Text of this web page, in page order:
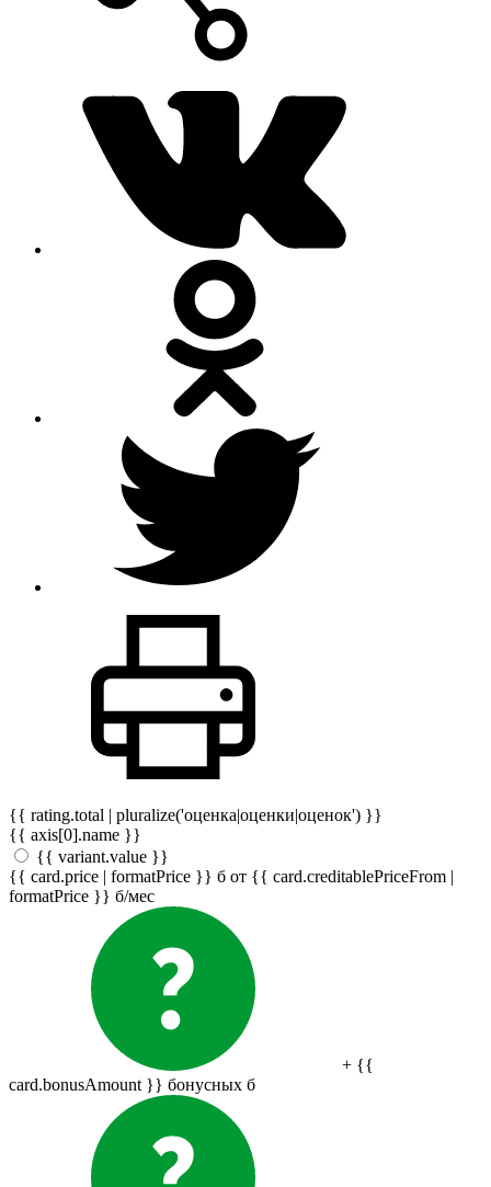
{{ rating.total | pluralize('оценка|оценки|оценок') }}
{{ axis[0].name }}
{{ variant.value }}
{{ card.price | formatPrice }} б от {{ card.creditablePriceFrom |
formatPrice }} б/мес
+ {{
card.bonusAmount }} бонусных б